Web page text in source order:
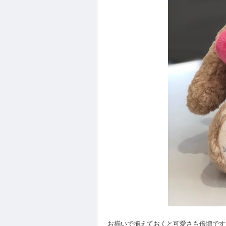
お揃いで揃えておくと可愛さも倍増で